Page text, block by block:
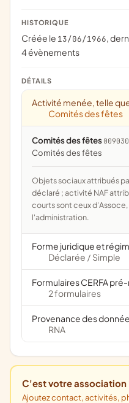
HISTORIQUE
Créée le 13/06/1966,
4 évènements
DÉTAILS
Activité menée, telle
Comités des fêtes
Comités des fêtes 009030
comités des fêtes
Objets sociaux attribués par l'administration d'après l'objet
déclaré ; activité NAF
courts sont ceux
l'administration.
Forme juridique et
Déclarée / Simple
Formulaires CERFA
2 formulaires
Provenance des
RNA
C'est votre association
Ajoutez contact, activités, photos et annonces. Gratuit, en 5